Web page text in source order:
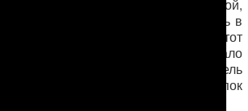
про случай с мужчиной,
давно на руководящую должность в
Дашогузской области. Когда тот
почему его сборщики мало
на совещании заместитель
сорвался на крик: «Ищи лучше, хлопок